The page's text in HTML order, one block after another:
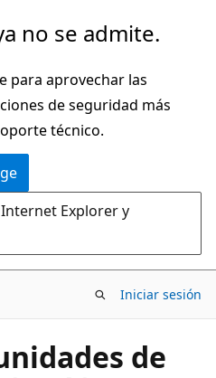
no se admite.
para aprovechar las
de seguridad más
técnico.
Explorer y
Iniciar sesión
de